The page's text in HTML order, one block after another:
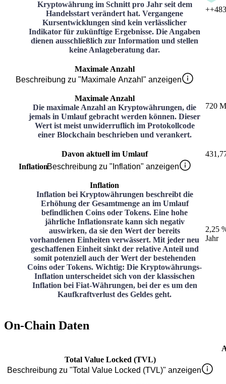
Kryptowährung im Schnitt pro Jahr seit dem
Handelsstart verändert hat. Vergangene
Kursentwicklungen sind kein verlässlicher
Indikator für zukünftige Ergebnisse. Die Angaben
dienen ausschließlich zur Information und stellen
keine Anlageberatung dar.
+
Maximale Anzahl
Beschreibung zu "Maximale Anzahl" anzeigen
Maximale Anzahl
Die maximale Anzahl an Kryptowährungen, die
jemals in Umlauf gebracht werden können. Dieser
Wert ist meist unwiderruflich im Protokollcode
einer Blockchain beschrieben und verankert.
720
Davon aktuell im Umlauf
InflationBeschreibung zu "Inflation" anzeigen
Inflation
Inflation bei Kryptowährungen beschreibt die
Erhöhung der Gesamtmenge an im Umlauf
befindlichen Coins oder Tokens. Eine hohe
jährliche Inflationsrate kann sich negativ
auswirken, da sie den Wert der bereits
vorhandenen Einheiten verwässert. Mit jeder neu
geschaffenen Einheit sinkt der relative Anteil und
somit potenziell auch der Wert der bestehenden
Coins oder Tokens. Wichtig: Die Kryptowährungs-
Inflation unterscheidet sich von der klassischen
Inflation bei Fiat-Währungen, bei der es um den
Kaufkraftverlust des Geldes geht.
2,25
Jahr
On-Chain Daten
Total Value Locked (TVL)
Beschreibung zu "Total Value Locked (TVL)" anzeigen